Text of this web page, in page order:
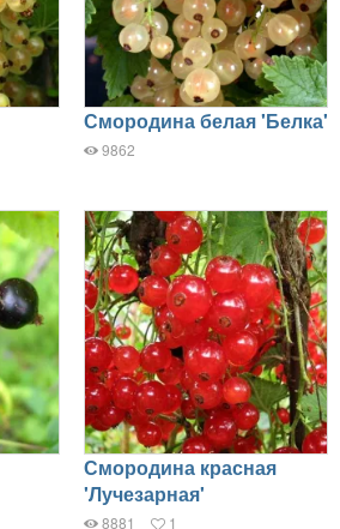
Смородина белая 'Белка'
9862
Смородина красная
'Лучезарная'
8881 1